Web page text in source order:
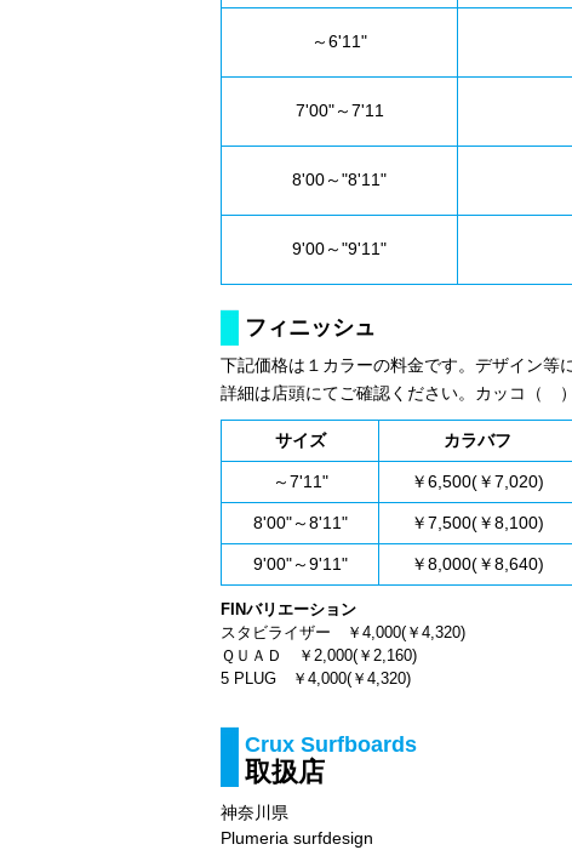
～6'11"
7'00"～7'11
8'00～"8'11"
9'00～"9'11"
フィニッシュ
下記価格は１カラーの料金です。デザイン等
詳細は店頭にてご確認ください。カッコ（
サイズ カラバフ
～7'11" ￥6,500(￥7,020)
8'00"～8'11" ￥7,500(￥8,100)
9'00"～9'11" ￥8,000(￥8,640)
FINバリエーション
スタビライザー ￥4,000(￥4,320)
ＱＵＡＤ ￥2,000(￥2,160)
5 PLUG ￥4,000(￥4,320)
Crux Surfboards
取扱店
神奈川県
Plumeria surfdesign